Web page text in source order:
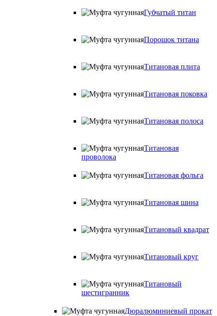
Губчатый титан
Порошок титана
Титановая плита
Титановая поковка
Титановая полоса
Титановая
проволока
Титановая фольга
Титановая шина
Титановый квадрат
Титановый круг
Титановый
шестигранник
Дюралюминиевый прокат